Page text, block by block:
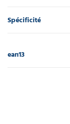
Spécificité
ean13